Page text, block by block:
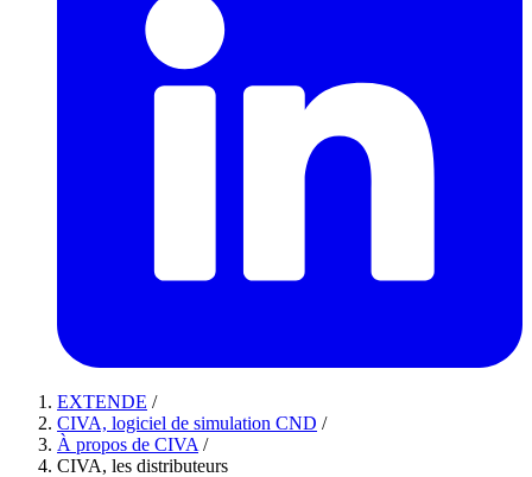
EXTENDE /
CIVA, logiciel de simulation CND /
À propos de CIVA /
CIVA, les distributeurs